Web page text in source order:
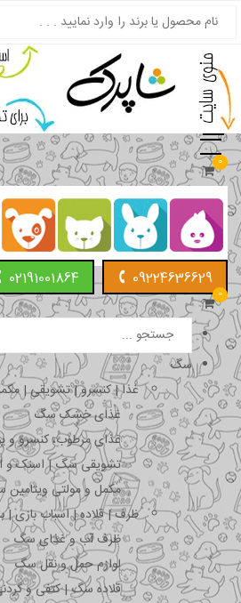
0
09224636629
02191001864
0
سگ
غذا | کنسرو | تشویقی |
غذای خشک سگ
غذای مرطوب، کنسرو
تشویقی سگ | اسنک و
مکمل و مولتی
ظرف | قلاده | اسباب بازی |
ظرف آب و غذای سگ
لوازم حمل و نقل سگ
قلاده سگ | کتفی و